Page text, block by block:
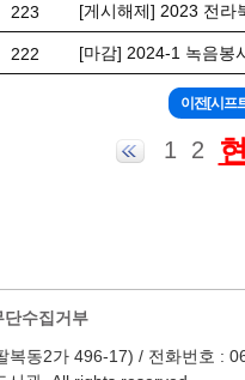
223 [게시해제] 2023 전라
222 [마감] 2024-1 녹음봉
1 2
단수집거부
복동2가 496-17) / 전화번호 :